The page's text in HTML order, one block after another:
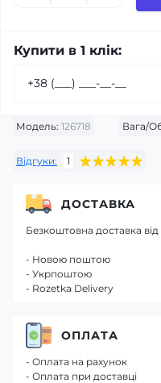
Модель: 126718 Вага/
Відгуки: 1
Купити в 1 клік:
ДОСТАВКА
Безкоштовна доставка
- Новою поштою
- Укрпоштою
- Rozetka Delivery
ОПЛАТА
- Оплата на рахунок
- Оплата при доставці